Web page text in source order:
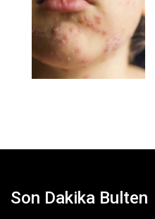
Son Dakika Bulten